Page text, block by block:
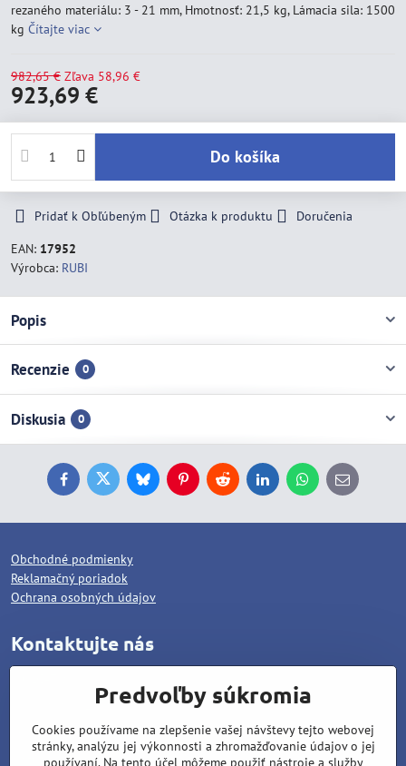
rezaného materiálu: 3 - 21 mm, Hmotnosť: 21,5 kg, Lámacia sila: 1500
kg Čítajte viac
982,65 € Zľava 58,96 €
923,69 €
Do košíka
Pridať k Obľúbeným Otázka k produktu
Doručenia
EAN: 17952
Výrobca: RUBI
Popis
Recenzie 0
Diskusia 0
FacebookTwitterBlueskyPinterestReddit LinkedInWhatsApp
E-
mail
Obchodné podmienky
Reklamačný poriadok
Ochrana osobných údajov
Kontaktujte nás
Pod dráhami 1378/25
96001 Zvolen
Matúš Lipiansky: +421 905 796 048
Predvoľby súkromia
Cookies používame na zlepšenie vašej návštevy tejto webovej
stránky, analýzu jej výkonnosti a zhromažďovanie údajov o jej
používaní. Na tento účel môžeme použiť nástroje a služby